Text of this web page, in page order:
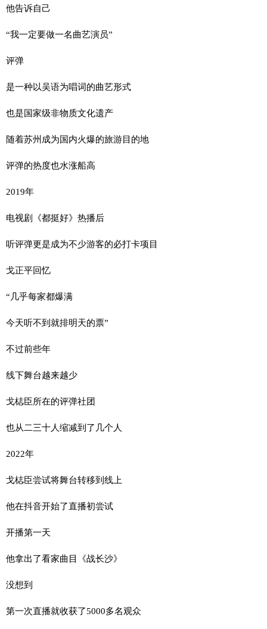
他告诉自己
“我一定要做一名曲艺演员”
评弹
是一种以吴语为唱词的曲艺形式
也是国家级非物质文化遗产
随着苏州成为国内火爆的旅游目的地
评弹的热度也水涨船高
2019年
电视剧《都挺好》热播后
听评弹更是成为不少游客的必打卡项目
戈正平回忆
“几乎每家都爆满
今天听不到就排明天的票”
不过前些年
线下舞台越来越少
戈梽臣所在的评弹社团
也从二三十人缩减到了几个人
2022年
戈梽臣尝试将舞台转移到线上
他在抖音开始了直播初尝试
开播第一天
他拿出了看家曲目《战长沙》
没想到
第一次直播就收获了5000多名观众